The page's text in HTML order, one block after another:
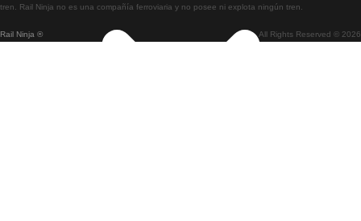
Tren De Lisboa A Braga
Tren De Braga A Lisboa
Rail Ninja ® All Rights Reserved © 2026
tren. Rail Ninja no es una compañía ferroviaria y no posee ni explota ningún tren.